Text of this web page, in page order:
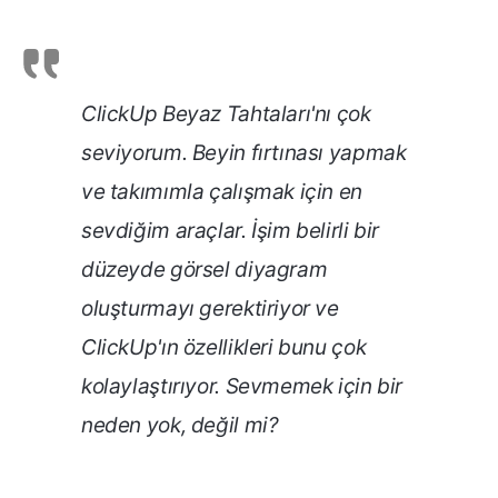
ClickUp Beyaz Tahtaları'nı çok
seviyorum. Beyin fırtınası yapmak
ve takımımla çalışmak için en
sevdiğim araçlar. İşim belirli bir
düzeyde görsel diyagram
oluşturmayı gerektiriyor ve
ClickUp'ın özellikleri bunu çok
kolaylaştırıyor. Sevmemek için bir
neden yok, değil mi?